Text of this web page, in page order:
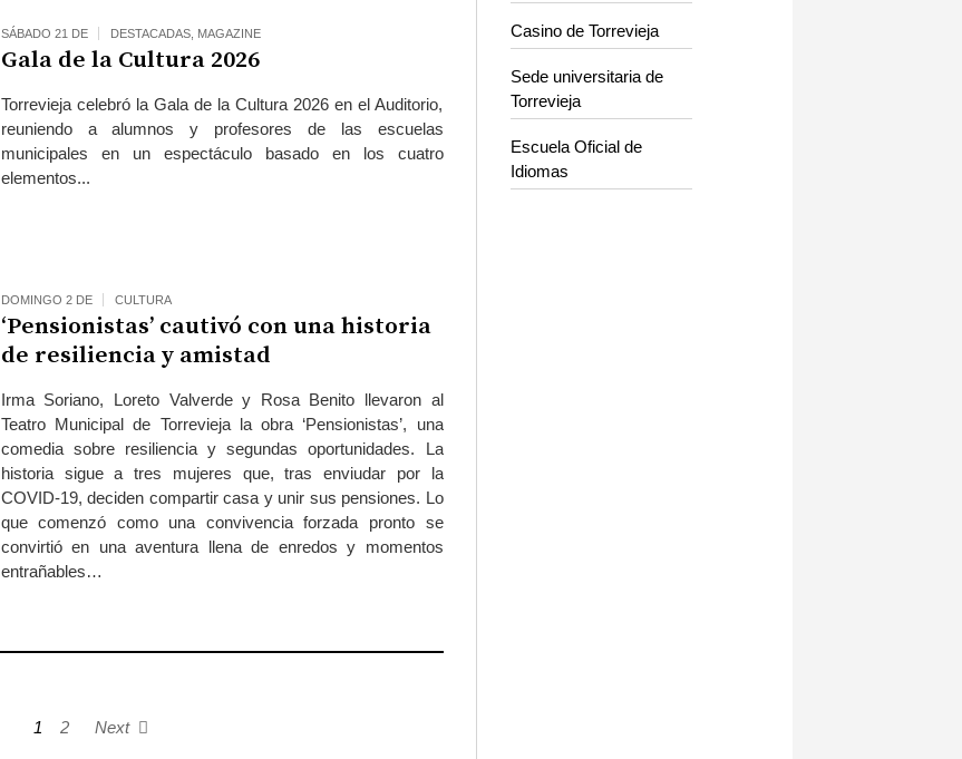
SÁBADO 21 DE DESTACADAS, MAGAZINE
Gala de la Cultura 2026
Torrevieja celebró la Gala de la Cultura 2026 en el Auditorio,
reuniendo a alumnos y profesores de las escuelas
municipales en un espectáculo basado en los cuatro
elementos...
DOMINGO 2 DE CULTURA
‘Pensionistas’ cautivó con una historia
de resiliencia y amistad
Irma Soriano, Loreto Valverde y Rosa Benito llevaron al
Teatro Municipal de Torrevieja la obra ‘Pensionistas’, una
comedia sobre resiliencia y segundas oportunidades. La
historia sigue a tres mujeres que, tras enviudar por la
COVID-19, deciden compartir casa y unir sus pensiones. Lo
que comenzó como una convivencia forzada pronto se
convirtió en una aventura llena de enredos y momentos
entrañables…
1 2 Next
Casino de Torrevieja
Sede universitaria de
Torrevieja
Escuela Oficial de
Idiomas